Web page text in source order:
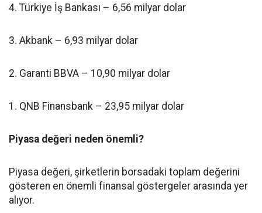
4. Türkiye İş Bankası – 6,56 milyar dolar
3. Akbank – 6,93 milyar dolar
2. Garanti BBVA – 10,90 milyar dolar
1. QNB Finansbank – 23,95 milyar dolar
Piyasa değeri neden önemli?
Piyasa değeri, şirketlerin borsadaki toplam değerini
gösteren en önemli finansal göstergeler arasında yer
alıyor.